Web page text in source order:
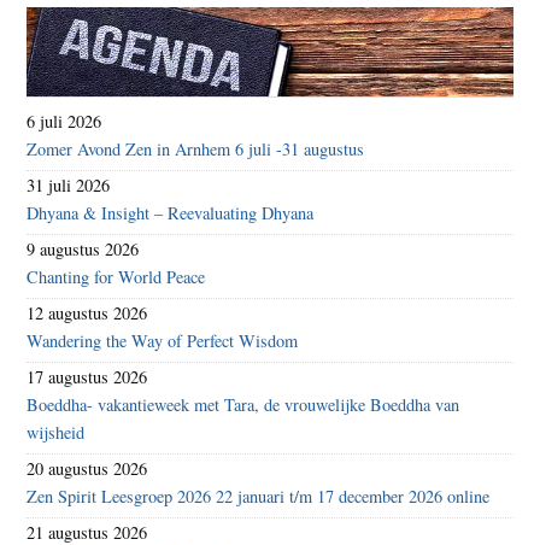
6 juli 2026
Zomer Avond Zen in Arnhem 6 juli -31 augustus
31 juli 2026
Dhyana & Insight – Reevaluating Dhyana
9 augustus 2026
Chanting for World Peace
12 augustus 2026
Wandering the Way of Perfect Wisdom
17 augustus 2026
Boeddha- vakantieweek met Tara, de vrouwelijke Boeddha van
wijsheid
20 augustus 2026
Zen Spirit Leesgroep 2026 22 januari t/m 17 december 2026 online
21 augustus 2026